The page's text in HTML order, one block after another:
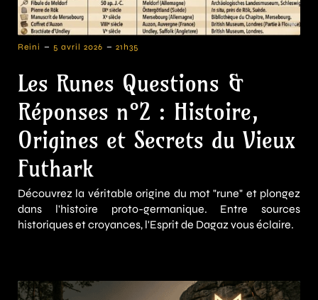
Reini - 5 avril 2026 - 21h35
Les Runes Questions &
Réponses n°2 : Histoire,
Origines et Secrets du Vieux
Futhark
Découvrez la véritable origine du mot "rune" et plongez
dans l'histoire proto-germanique. Entre sources
historiques et croyances, l'Esprit de Dagaz vous éclaire.